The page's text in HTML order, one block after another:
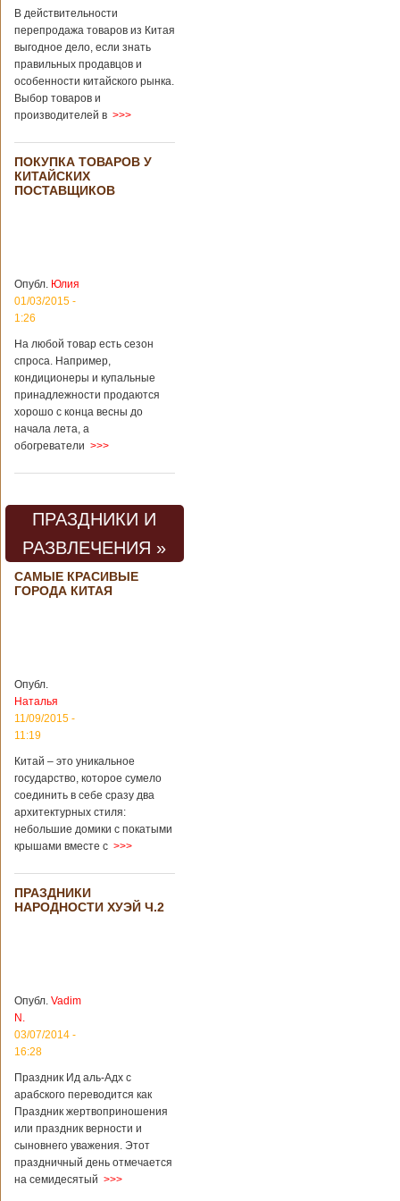
В действительности
перепродажа товаров из Китая
выгодное дело, если знать
правильных продавцов и
особенности китайского рынка.
Выбор товаров и
производителей в >>>
ПОКУПКА ТОВАРОВ У
КИТАЙСКИХ
ПОСТАВЩИКОВ
Опубл. Юлия
01/03/2015 -
1:26
На любой товар есть сезон
спроса. Например,
кондиционеры и купальные
принадлежности продаются
хорошо с конца весны до
начала лета, а
обогреватели >>>
ПРАЗДНИКИ И
РАЗВЛЕЧЕНИЯ »
САМЫЕ КРАСИВЫЕ
ГОРОДА КИТАЯ
Опубл.
Наталья
11/09/2015 -
11:19
Китай – это уникальное
государство, которое сумело
соединить в себе сразу два
архитектурных стиля:
небольшие домики с покатыми
крышами вместе с >>>
ПРАЗДНИКИ
НАРОДНОСТИ ХУЭЙ Ч.2
Опубл. Vadim
N.
03/07/2014 -
16:28
Праздник Ид аль-Адх с
арабского переводится как
Праздник жертвоприношения
или праздник верности и
сыновнего уважения. Этот
праздничный день отмечается
на семидесятый >>>